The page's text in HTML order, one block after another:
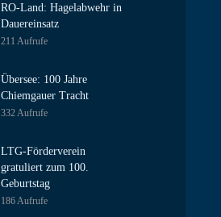
RO-Land: Hagelabwehr in
Dauereinsatz
211 Aufrufe
Übersee: 100 Jahre
Chiemgauer Tracht
332 Aufrufe
LTG-Förderverein
gratuliert zum 100.
Geburtstag
186 Aufrufe